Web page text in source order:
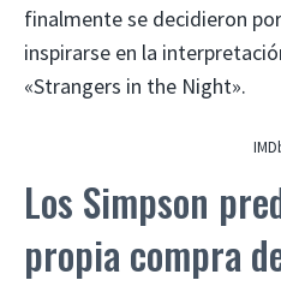
finalmente se decidieron
inspirarse en la
«Strangers in the Night».
Los Simpson
propia compra